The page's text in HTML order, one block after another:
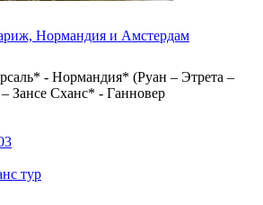
Нормандия и Амстердам
- Нормандия* (Руан – Этрета –
Зансе Сханс* - Ганновер
тур